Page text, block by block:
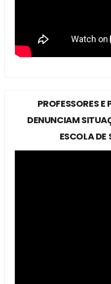
PROFESSORES E
DENUNCIAM
ESCOLA DE